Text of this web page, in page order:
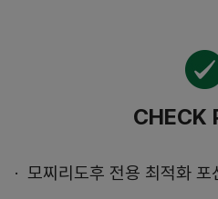
CHECK
모찌리도후 전용 최적화